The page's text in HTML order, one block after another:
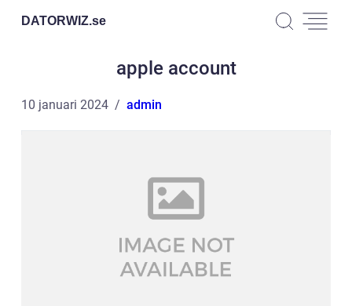
DATORWIZ.se
apple account
10 januari 2024 admin